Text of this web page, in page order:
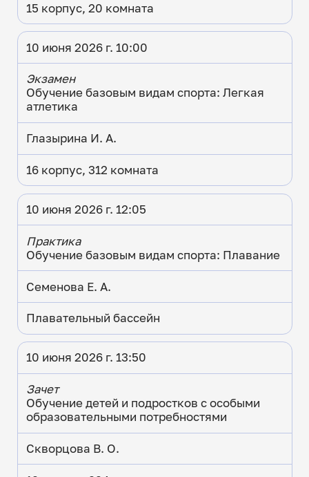
15 корпус, 20 комната
10 июня 2026 г. 10:00
Экзамен
Обучение базовым видам спорта: Легкая
атлетика
Глазырина И. А.
16 корпус, 312 комната
10 июня 2026 г. 12:05
Практика
Обучение базовым видам спорта: Плавание
Семенова Е. А.
Плавательный бассейн
10 июня 2026 г. 13:50
Зачет
Обучение детей и подростков с особыми
образовательными потребностями
Скворцова В. О.